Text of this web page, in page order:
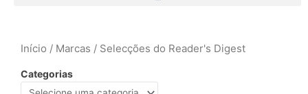
Início / Marcas / Selecções do Reader's Digest
Categorias